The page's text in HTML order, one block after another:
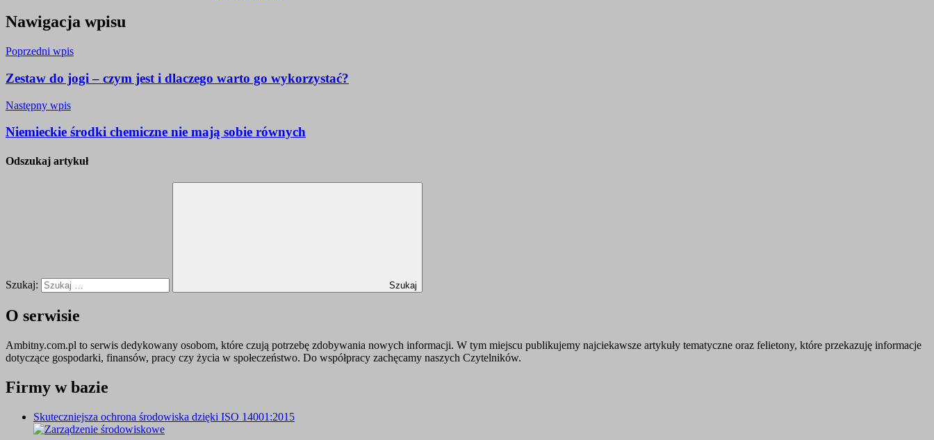
Nawigacja wpisu
Poprzedni wpis
Zestaw do jogi – czym jest i dlaczego warto go wykorzystać?
Następny wpis
Niemieckie środki chemiczne nie mają sobie równych
Odszukaj artykuł
Szukaj: Szukaj
O serwisie
Ambitny.com.pl to serwis dedykowany osobom, które czują potrzebę zdobywania nowych informacji. W tym miejscu publikujemy najciekawsze artykuły tematyczne oraz felietony, które przekazuję informacje
dotyczące gospodarki, finansów, pracy czy życia w społeczeństwo. Do współpracy zachęcamy naszych Czytelników.
Firmy w bazie
Skuteczniejsza ochrona środowiska dzięki ISO 14001:2015